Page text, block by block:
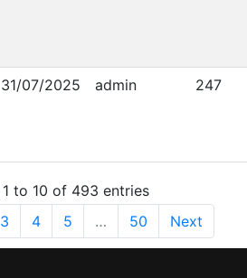
31/07/2025 admin 247
to 10 of 493 entries
3 4 5 … 50 Next